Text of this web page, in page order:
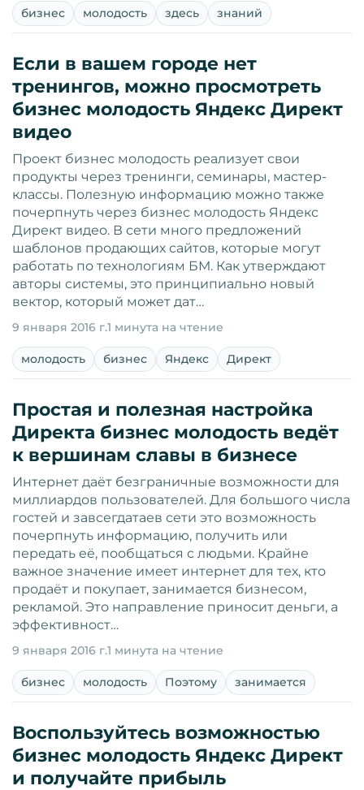
бизнес молодость здесь знаний
Если в вашем городе нет
тренингов, можно просмотреть
бизнес молодость Яндекс Директ
видео
Проект бизнес молодость реализует свои
продукты через тренинги, семинары, мастер-
классы. Полезную информацию можно также
почерпнуть через бизнес молодость Яндекс
Директ видео. В сети много предложений
шаблонов продающих сайтов, которые могут
работать по технологиям БМ. Как утверждают
авторы системы, это принципиально новый
вектор, который может дат…
9 января 2016 г.1 минута на чтение
молодость бизнес Яндекс Директ
Простая и полезная настройка
Директа бизнес молодость ведёт
к вершинам славы в бизнесе
Интернет даёт безграничные возможности для
миллиардов пользователей. Для большого числа
гостей и завсегдатаев сети это возможность
почерпнуть информацию, получить или
передать её, пообщаться с людьми. Крайне
важное значение имеет интернет для тех, кто
продаёт и покупает, занимается бизнесом,
рекламой. Это направление приносит деньги, а
эффективност…
9 января 2016 г.1 минута на чтение
бизнес молодость Поэтому занимается
Воспользуйтесь возможностью
бизнес молодость Яндекс Директ
и получайте прибыль